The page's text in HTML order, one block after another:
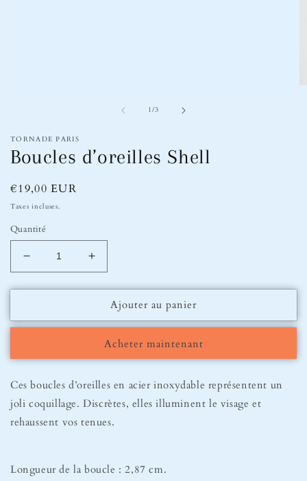
une
fenêtre
modale
1/de
3
TORNADE PARIS
Boucles d’oreilles Shell
Prix
habituel
€19,00 EUR
Taxes incluses.
Quantité
Réduire
la
quantité
Boucles
Augmenter
la
quantité
Boucles
Shell
Ajouter au panier
Acheter maintenant
Ces boucles d’oreilles en acier inoxydable représentent un
joli coquillage. Discrètes, elles illuminent le visage et
rehaussent vos tenues.
Longueur de la boucle : 2,87 cm.